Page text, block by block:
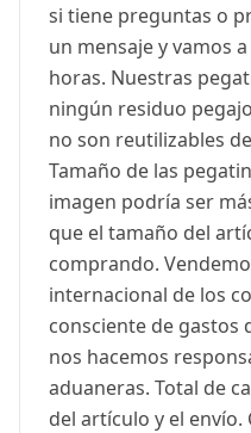
si tiene preguntas o
un mensaje y vamos
horas. Nuestras
ningún residuo
no son reutilizables
Tamaño de las
imagen podría ser
que el tamaño del
comprando.
internacional de los
consciente de gastos
nos hacemos
aduaneras. Total de
del artículo y el envío.